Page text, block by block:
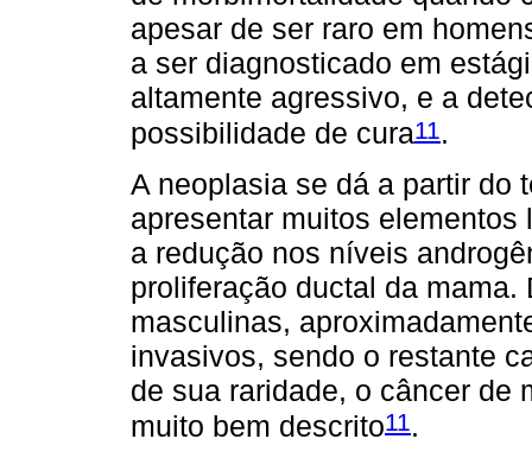
apesar de ser raro em
a ser diagnosticado em
altamente agressivo, e a
possibilidade de cura11 .
A neoplasia se dá a partir do
apresentar muitos
a redução nos níveis
proliferação ductal da
masculinas,
invasivos, sendo o restante
de sua raridade, o câncer de
muito bem descrito11.